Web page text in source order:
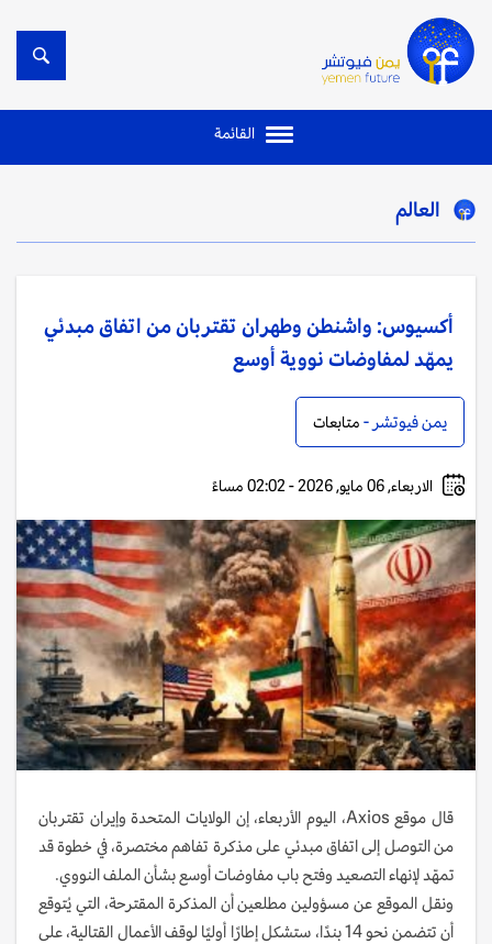
القائمة
العالم
أكسيوس: واشنطن وطهران تقتربان من اتفاق مبدئي
يمهّد لمفاوضات نووية أوسع
يمن فيوتشر - متابعات
الاربعاء, 06 مايو, 2026 - 02:02 مساءً
قال موقع Axios، اليوم الأربعاء، إن الولايات المتحدة وإيران تقتربان
من التوصل إلى اتفاق مبدئي على مذكرة تفاهم مختصرة، في خطوة قد
تمهّد لإنهاء التصعيد وفتح باب مفاوضات أوسع بشأن الملف النووي.
ونقل الموقع عن مسؤولين مطلعين أن المذكرة المقترحة، التي يُتوقع
أن تتضمن نحو 14 بندًا، ستشكل إطارًا أوليًا لوقف الأعمال القتالية، على